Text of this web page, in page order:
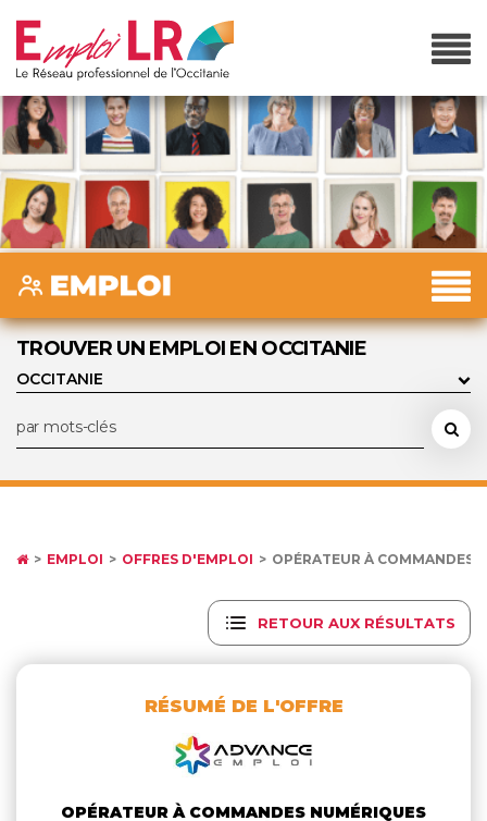
TROUVER UN EMPLOI EN OCCITANIE
EMPLOI OFFRES D'EMPLOI OPÉRATEUR À COMMANDES
RETOUR AUX RÉSULTATS
RÉSUMÉ DE L'OFFRE
OPÉRATEUR À COMMANDES NUMÉRIQUES